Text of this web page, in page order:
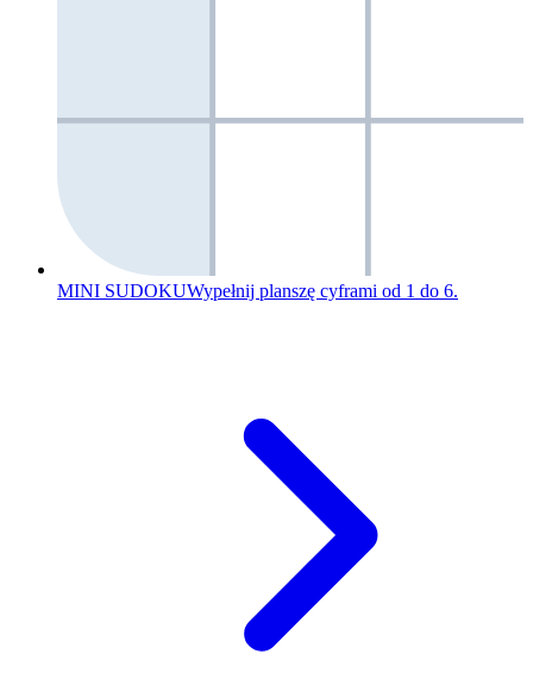
MINI SUDOKUWypełnij planszę cyframi od 1 do 6.